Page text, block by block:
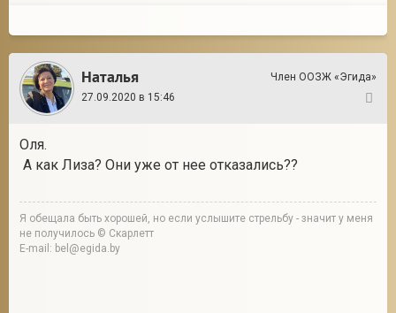
Наталья
Член ООЗЖ «Эгида»
27.09.2020 в 15:46
Оля.
А как Лиза? Они уже от нее отказались??
Я обещала быть хорошей, но если услышите стрельбу - значит у меня
не получилось © Скарлетт
E-mail: bel@egida.by